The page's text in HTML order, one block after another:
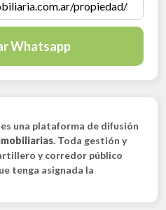
Whatsapp
una plataforma de difusión
. Toda gestión y
y corredor público
tenga asignada la